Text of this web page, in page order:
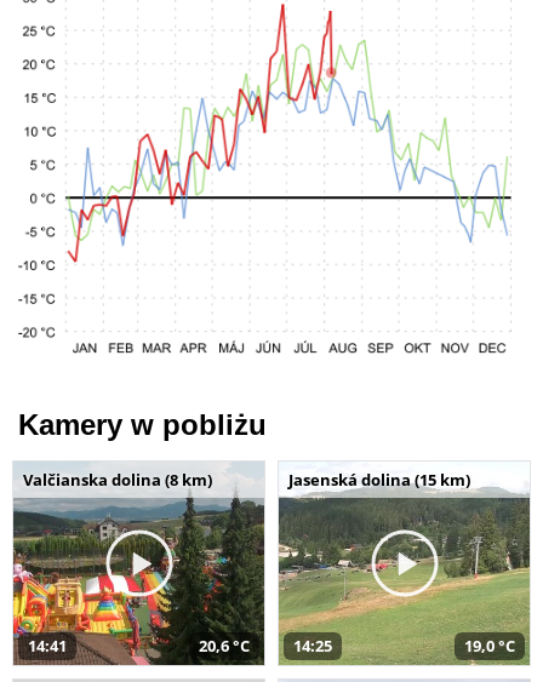
Kamery w pobliżu
Valčianska dolina (8 km)
14:41 20,6 °C
Jasenská dolina (15 km)
14:25 19,0 °C